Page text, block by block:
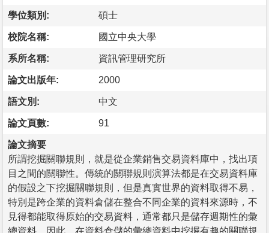
學位類別: 碩士
校院名稱: 國立中央大學
系所名稱: 資訊管理研究所
論文出版年: 2000
語文別: 中文
論文頁數: 91
論文摘要
所謂挖掘關聯規則，就是從企業銷售交易資料庫中，找出項
目之間的關聯性。傳統的關聯規則演算法都是在交易資料庫
的假設之下挖掘關聯規則，但是真實世界的資料取得不易，
特別是跨企業的資料倉儲在整合不同企業的資料來源時，不
見得都能取得原始的交易資料，通常都只是儲存週期性的彙
總資料。因此，在資料倉儲的彙總資料中挖掘有趣的關聯規